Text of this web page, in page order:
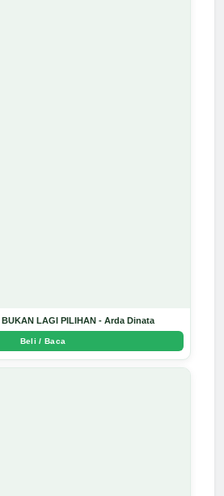
LAGI PILIHAN - Arda Dinata
Beli / Baca